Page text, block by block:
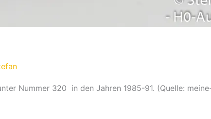
Nummer 320 in den Jahren 1985-91. (Quelle: